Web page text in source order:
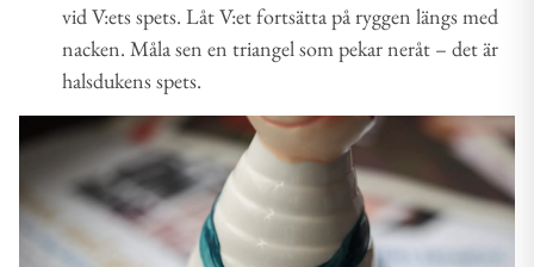
vid V:ets spets. Låt V:et fortsätta på ryggen längs med
nacken. Måla sen en triangel som pekar neråt – det är
halsdukens spets.